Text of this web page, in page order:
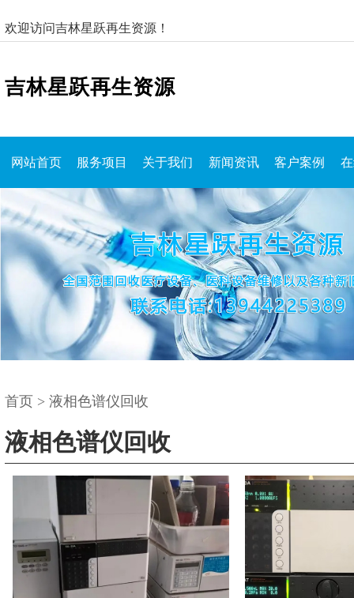
欢迎访问吉林星跃再生资源！
吉林星跃再生资源
网站首页 服务项目 关于我们 新闻资讯 客户案例
首页 > 液相色谱仪回收
液相色谱仪回收